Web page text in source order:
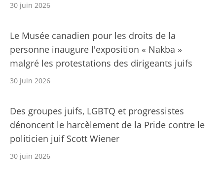
30 juin 2026
Le Musée canadien pour les droits de la
personne inaugure l'exposition « Nakba »
malgré les protestations des dirigeants juifs
30 juin 2026
Des groupes juifs, LGBTQ et progressistes
dénoncent le harcèlement de la Pride contre le
politicien juif Scott Wiener
30 juin 2026